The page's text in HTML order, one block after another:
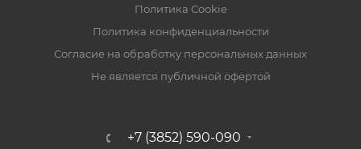
Политика Cookie
Политика конфиденциальности
Согласие на обработку персональных данных
Не является публичной офертой
+7 (3852) 590-090